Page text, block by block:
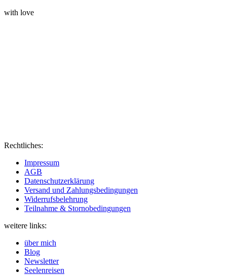
with love
Rechtliches:
Impressum
AGB
Datenschutzerklärung
Versand und Zahlungsbedingungen
Widerrufsbelehrung
Teilnahme & Stornobedingungen
weitere links:
über mich
Blog
Newsletter
Seelenreisen